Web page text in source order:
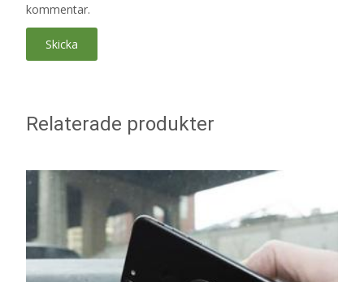
kommentar.
Relaterade produkter